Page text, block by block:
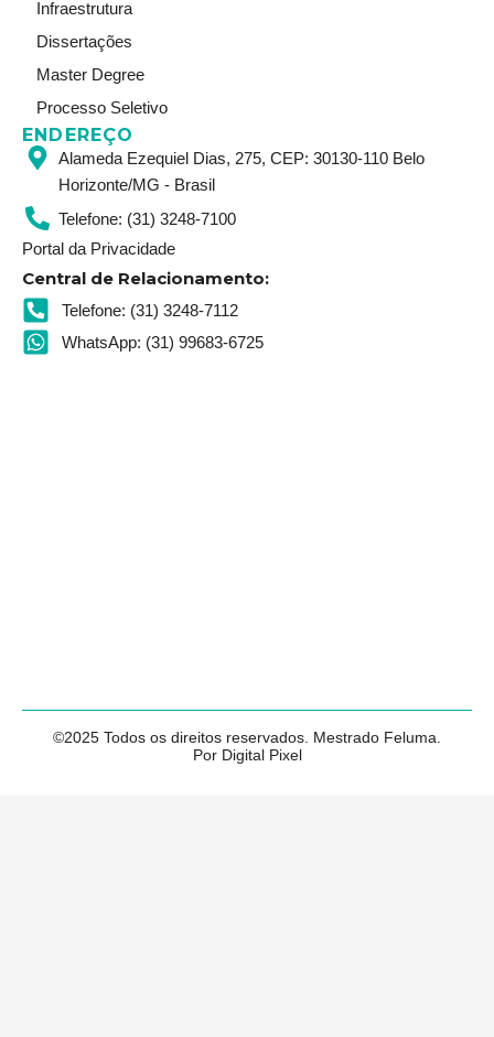
m
Infraestrutura
Dissertações
Master Degree
Processo Seletivo
ENDEREÇO
Alameda Ezequiel Dias, 275, CEP: 30130-110 Belo
Horizonte/MG - Brasil
Telefone: (31) 3248-7100
Portal da Privacidade
Central de Relacionamento:
Telefone: (31) 3248-7112
WhatsApp: (31) 99683-6725
©2025 Todos os direitos reservados. Mestrado Feluma.
Por Digital Pixel